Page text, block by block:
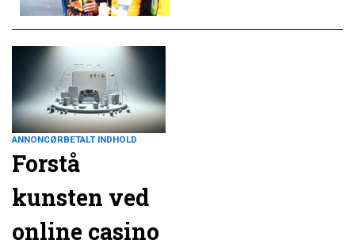
ANNONCØRBETALT INDHOLD
Forstå
kunsten ved
online casino